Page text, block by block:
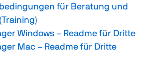
für Beratung und
Windows – Readme für Dritte
Mac – Readme für Dritte